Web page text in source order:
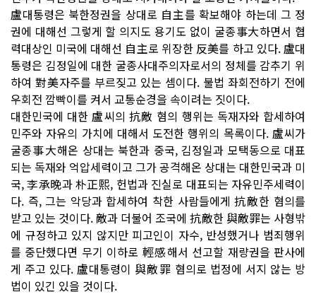
盧대통령은 북한정권을 상대로 自主를 확보해야 하는데 그 정
권에 대해선 그렇게 할 의지도 용기도 없이 굴종事大하면서 협
력대상인 미국에 대해선 自主로 위장한 反美를 하고 있다. 盧대
통령은 김정일에 대한 굴종사대주의자로서의 정체를 감추기 위
하여 對美자주를 부르짖고 있는 셈이다. 불법 좌회전하기 전에
우회전 깜빡이를 켜서 교통순경을 속이려는 짓이다.
대한민국에 대한 盧씨의 抗敵 혐의 행위는 독재자와 합세하여
민주와 자유의 가치에 대해서 도전한 행위의 목록이다. 盧씨가
굴종事大해온 상대는 북한과 중국, 김정일과 모택동으로 대표
되는 독재와 억압세력이고 그가 공격해온 상대는 대한민국과 미
국, 李承晩과 朴正熙, 헌법과 진실로 대표되는 자유민주세력이
다. 즉, 그는 악당과 합세하여 착한 사람들에게 抗敵한 혐의를
받고 있는 것이다. 敵과 더불어 조국에 抗敵한 與敵罪는 사형밖
에 규정하고 있지 않지만 피고인이 자수, 반성했거나 범죄행위
를 중단했다면 무기 이하로 輕感해서 선고할 재량권을 판사에
게 주고 있다. 盧대통령이 與敵罪 혐의로 법정에 서지 않는 방
법이 있긴 있을 것이다.